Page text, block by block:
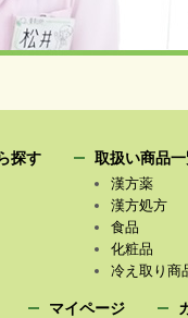
探す
取扱い商品
漢方薬
漢方処方
食品
化粧品
冷え取り商
マイページ